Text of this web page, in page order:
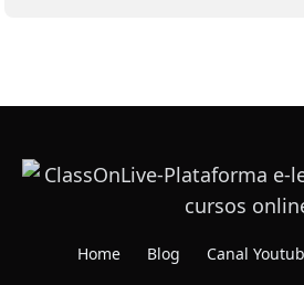
Home Blog Canal